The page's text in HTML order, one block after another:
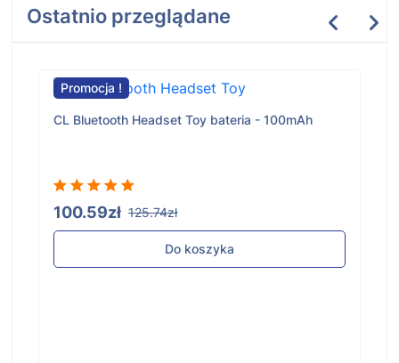
Ostatnio przeglądane
Promocja !
CL Bluetooth Headset Toy bateria - 100mAh
100.59zł 125.74zł
Do koszyka